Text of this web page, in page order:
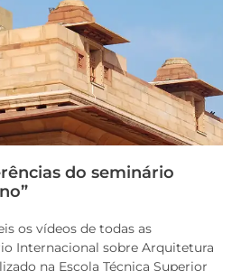
do seminário
os vídeos de todas as
Internacional sobre Arquitetura
na Escola Técnica Superior